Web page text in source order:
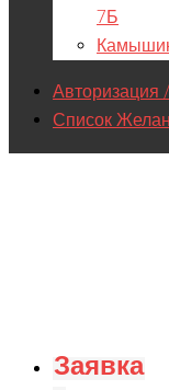
7Б
Авторизация
Список
Заявка